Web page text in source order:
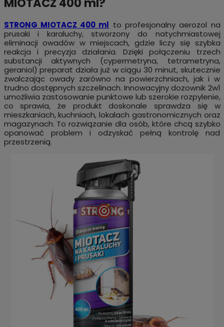
STRONG MIOTACZ 400 ml to profesjonalny aerozol na
prusaki i karaluchy, stworzony do natychmiastowej
eliminacji owadów w miejscach, gdzie liczy się szybka
reakcja i precyzja działania. Dzięki połączeniu trzech
substancji aktywnych (cypermetryna, tetrametryna,
geraniol) preparat działa już w ciągu 30 minut, skutecznie
zwalczając owady zarówno na powierzchniach, jak i w
trudno dostępnych szczelinach. Innowacyjny dozownik 2w1
umożliwia zastosowanie punktowe lub szerokie rozpylenie,
co sprawia, że produkt doskonale sprawdza się w
mieszkaniach, kuchniach, lokalach gastronomicznych oraz
magazynach. To rozwiązanie dla osób, które chcą szybko
opanować problem i odzyskać pełną kontrolę nad
przestrzenią.